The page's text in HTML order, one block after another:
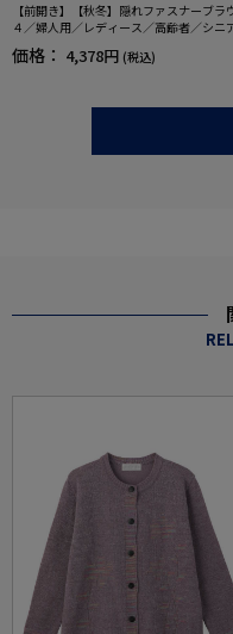
【前開き】【秋冬】隠れファスナーブラ
４／婦人用／レディース／高齢者／シニ
後ろ長め／名前記入欄付／お出かけ／プレ
ント／ギフト【CF】
価格： 4,378円 (税込)